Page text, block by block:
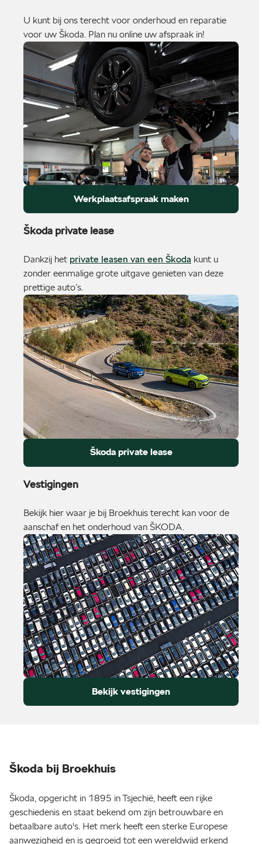
U kunt bij ons terecht voor onderhoud en reparatie
voor uw Škoda. Plan nu online uw afspraak in!
Werkplaatsafspraak maken
Škoda private lease
Dankzij het private leasen van een Škoda kunt u
zonder eenmalige grote uitgave genieten van deze
prettige auto’s.
Škoda private lease
Vestigingen
Bekijk hier waar je bij Broekhuis terecht kan voor de
aanschaf en het onderhoud van ŠKODA.
Bekijk vestigingen
Škoda bij Broekhuis
Škoda, opgericht in 1895 in Tsjechië, heeft een rijke
geschiedenis en staat bekend om zijn betrouwbare en
betaalbare auto's. Het merk heeft een sterke Europese
aanwezigheid en is gegroeid tot een wereldwijd erkend